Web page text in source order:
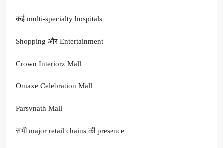
कई multi-specialty hospitals
Shopping और Entertainment
Crown Interiorz Mall
Omaxe Celebration Mall
Parsvnath Mall
सभी major retail chains की presence